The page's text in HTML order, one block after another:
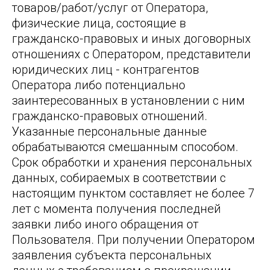
товаров/работ/услуг от Оператора,
физические лица, состоящие в
гражданско-правовых и иных договорных
отношениях с Оператором, представители
юридических лиц - контрагентов
Оператора либо потенциально
заинтересованных в установлении с ним
гражданско-правовых отношений.
Указанные персональные данные
обрабатываются смешанным способом.
Срок обработки и хранения персональных
данных, собираемых в соответствии с
настоящим пунктом составляет не более 7
лет с момента получения последней
заявки либо иного обращения от
Пользователя. При получении Оператором
заявления субъекта персональных